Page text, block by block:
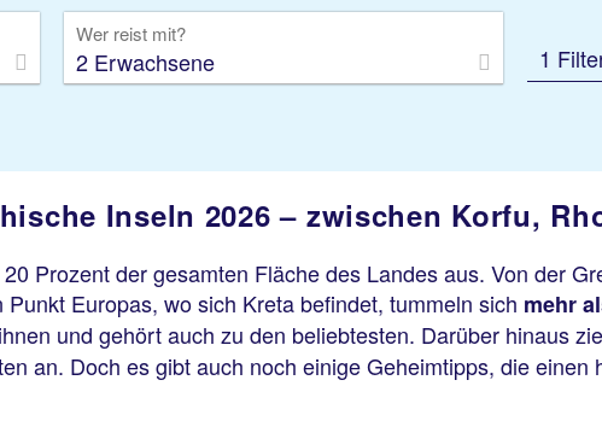
Wer reist mit?
2 Erwachsene 1
Inseln 2026 – zwischen Korfu,
Prozent der gesamten Fläche des Landes aus. Von der
Europas, wo sich Kreta befindet, tummeln sich mehr
und gehört auch zu den beliebtesten. Darüber hinaus
an. Doch es gibt auch noch einige Geheimtipps, die